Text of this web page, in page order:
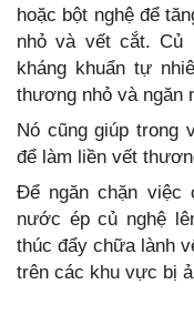
hoặc bột nghệ để
nhỏ và vết cắt. Củ
kháng khuẩn tự
thương nhỏ và ngăn
Nó cũng giúp trong
để làm liền vết
Để ngăn chặn việc
nước ép củ nghệ
thúc đẩy chữa lành
trên các khu vực bị